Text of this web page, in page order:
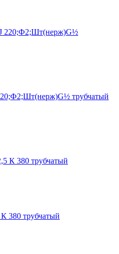
трубчатый
380 трубчатый